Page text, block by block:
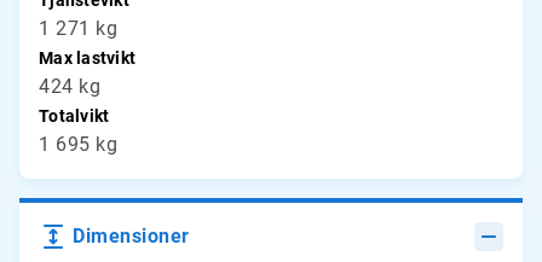
1 271 kg
Max lastvikt
424 kg
Totalvikt
1 695 kg
Dimensioner